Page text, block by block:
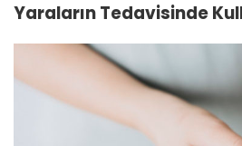
Yaraların Tedavisinde